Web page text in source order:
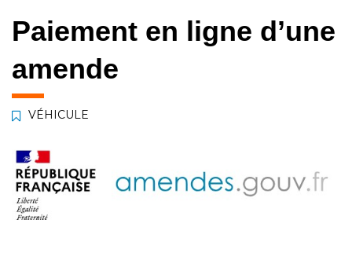
Paiement en ligne d’une
amende
VÉHICULE